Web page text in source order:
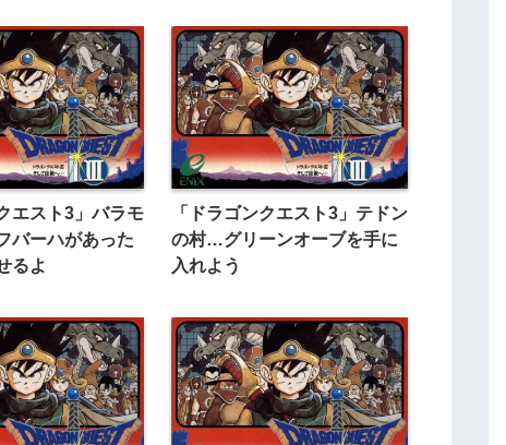
エスト3」バラモ
バーハがあった
るよ
「ドラゴンクエスト3」テドン
の村…グリーンオーブを手に
入れよう